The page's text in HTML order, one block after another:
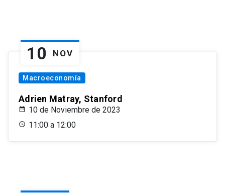
10 NOV
Macroeconomía
Adrien Matray, Stanford
10 de Noviembre de 2023
11:00 a 12:00